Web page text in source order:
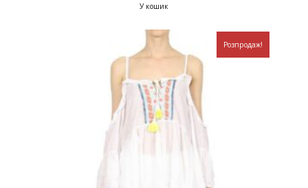
У кошик
Розпродаж!